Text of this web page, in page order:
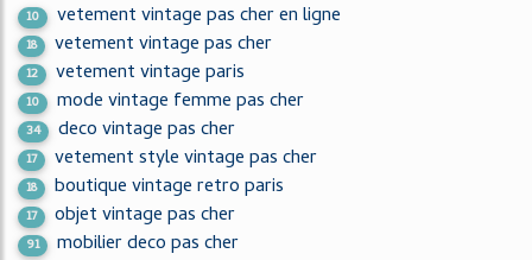
10 vetement vintage pas cher en ligne
18 vetement vintage pas cher
12 vetement vintage paris
10 mode vintage femme pas cher
34 deco vintage pas cher
17 vetement style vintage pas cher
18 boutique vintage retro paris
17 objet vintage pas cher
91 mobilier deco pas cher